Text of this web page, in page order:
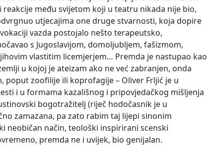
reakcije među svijetom koji u teatru nikada nije bio,
utjecajima one druge stvarnosti, koja dopire
vazda postojalo nešto terapeutsko,
s Jugoslavijom, domoljubljem, fašizmom,
vlastitim licemjerjem… Premda je nastupao kao
u kojoj je ateizam ako ne već zabranjen, onda
poput zoofilije ili koprofagije – Oliver Frljić je u
i u formama kazališnog i pripovjedačkog mišljenja
bogotražitelj (riječ hodočasnik je u
zamazana, pa zato rabim taj lijepi sinonim
neobičan način, teološki inspirirani scenski
premda ne i uvijek, bio genijalan.